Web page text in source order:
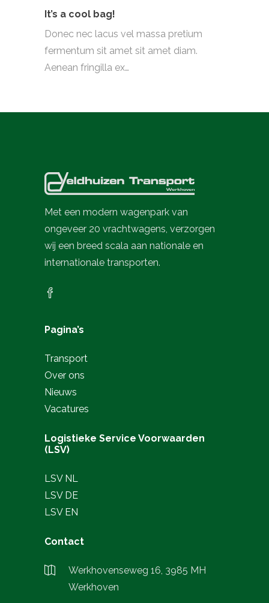
It’s a cool bag!
Donec nec lacus vel massa pretium
fermentum sit amet sit amet diam.
Aenean fringilla ex…
Met een modern wagenpark van
ongeveer 20 vrachtwagens, verzorgen
wij een breed scala aan nationale en
internationale transporten.
Pagina’s
Transport
Over ons
Nieuws
Vacatures
Logistieke Service Voorwaarden
(LSV)
LSV NL
LSV DE
LSV EN
Contact
Werkhovenseweg 16, 3985 MH
Werkhoven